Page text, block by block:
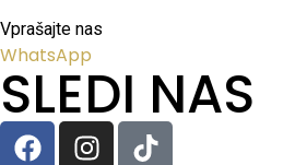
Vprašajte nas
WhatsApp
SLEDI NAS